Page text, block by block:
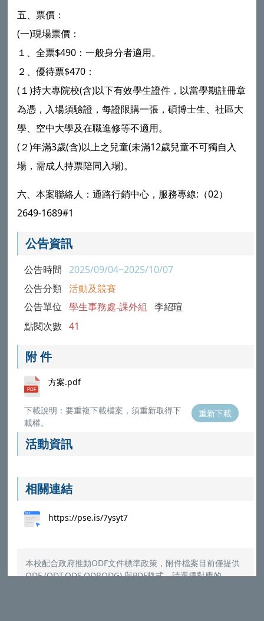
五、票價：
(一)現場票價：
１、全票$490：一般身分者適用。
２、優待票$470：
(１)持大專院校(含)以下有效學生證件，以當學期註冊章
為憑，入場須驗證，每證限購一張，碩博士生、社區大
學、空中大學及在職進修等不適用。
(２)年滿3歲(含)以上之兒童(未滿12歲兒童不可獨自入
場，需成人持票陪同入場)。
六、本案聯絡人：通路行銷中心，服務專線:（02）
2649-1689#1
公告資訊
公告時間 2025/09/04~2025/10/07
公告分類 活動及競賽
公告單位 學生事務處-課外組 李紹瑄
點閱次數 41
附 件
方案.pdf
下載說明：要重複下載檔案，須重新取得下
載權。
重新下載
活動資訊
相關連結
https://pse.is/7ysyt7
本校配合政府推動ODF文件標準政策，附件檔案目前僅提供
ODF (ODT,ODS,ODP,ODG) 與PDF格式，請選擇對應的